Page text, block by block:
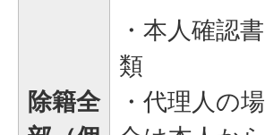
除籍全
・本人確認書
類
・代理人の場